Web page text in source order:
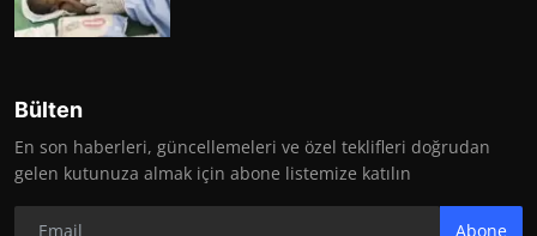
Bülten
En son haberleri, güncellemeleri ve özel teklifleri doğrudan
gelen kutunuza almak için abone listemize katılın
Abone